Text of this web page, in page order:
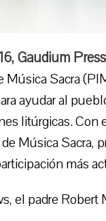
, Gaudium Press
Sacra
ayudar al
litúrgicas. Con
Música Sacra,
más
el padre